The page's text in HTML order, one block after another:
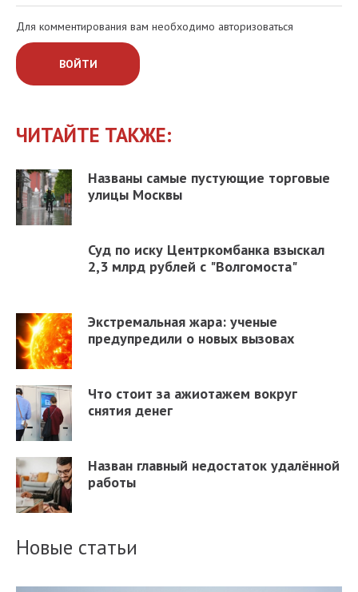
Для комментирования вам необходимо авторизоваться
ВОЙТИ
ЧИТАЙТЕ ТАКЖЕ:
Названы самые пустующие торговые
улицы Москвы
Суд по иску Центркомбанка взыскал
2,3 млрд рублей с "Волгомоста"
Экстремальная жара: ученые
предупредили о новых вызовах
Что стоит за ажиотажем вокруг
снятия денег
Назван главный недостаток удалённой
работы
Новые статьи